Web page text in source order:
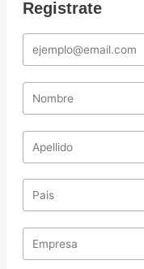
-
f
m
Registrate